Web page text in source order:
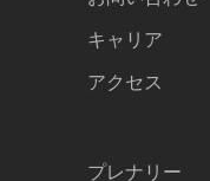
キャリア
アクセス
プレナリー